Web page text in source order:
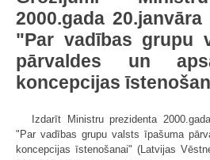
2000.gada
"Par vadības grupu
pārvaldes un
koncepcijas
Izdarīt Ministru prezidenta
"Par vadības grupu valsts īpašuma
koncepcijas īstenošanai" (Latvijas